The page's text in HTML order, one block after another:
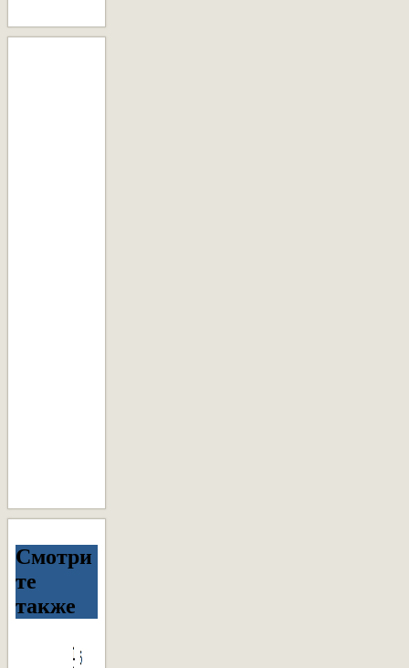
Смотри
те
также